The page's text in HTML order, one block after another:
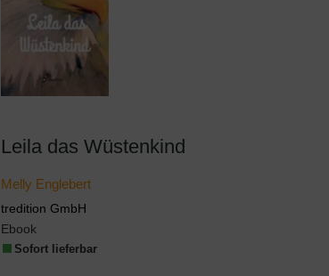
Leila das Wüstenkind
Melly Englebert
tredition GmbH
Ebook
Sofort lieferbar